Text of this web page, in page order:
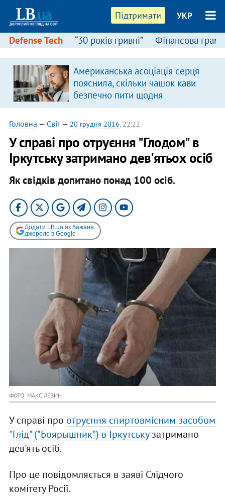
Підтримати УКР
Defense Tech “30 років гривні” Фінансова
Американська асоціація серця
пояснила, скільки чашок кави
безпечно пити щодня
Головна — Світ— 20 грудня 2016, 22:22
У справі про отруєння "Глодом" в
Іркутську затримано дев'ятьох осіб
Як свідків допитано понад 100 осіб.
Додати LB.ua як бажане
джерело в Google
ФОТО: МАКС ЛЕВИН
У справі про отруєння спиртовмісним засобом
"Глід" ("Боярышник") в Іркутськузатримано
дев'ять осіб.
Про це повідомляється в заяві Слідчого
комітету Росії.